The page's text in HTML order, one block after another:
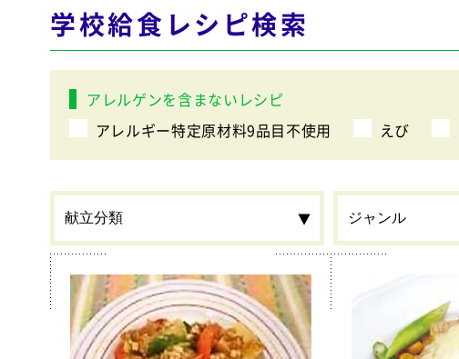
学校給食レシピ検索
アレルゲンを含まないレシピ
アレルギー特定原材料9品目不使用
えび
食材
栄養素 カルシウム